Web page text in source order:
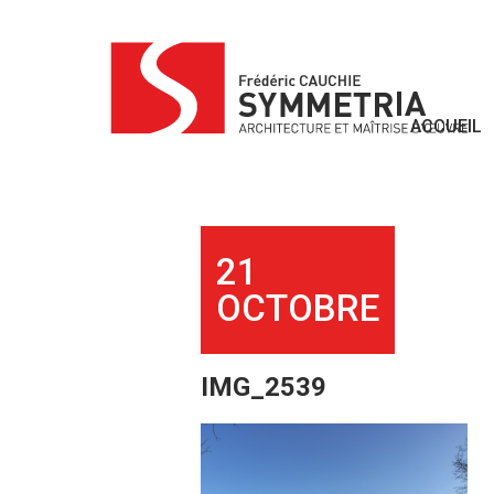
ACCUEIL
21
OCTOBRE
IMG_2539